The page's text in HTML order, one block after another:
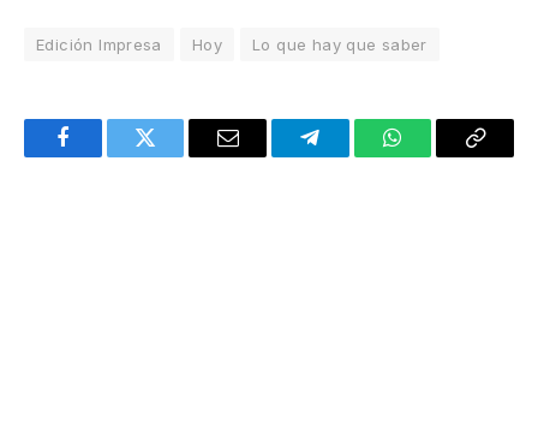
Edición Impresa Hoy Lo que hay que saber
FacebookTwitter Email TelegramWhatsAppCopy